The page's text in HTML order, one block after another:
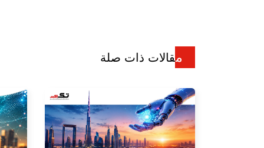
مقالات ذات صلة